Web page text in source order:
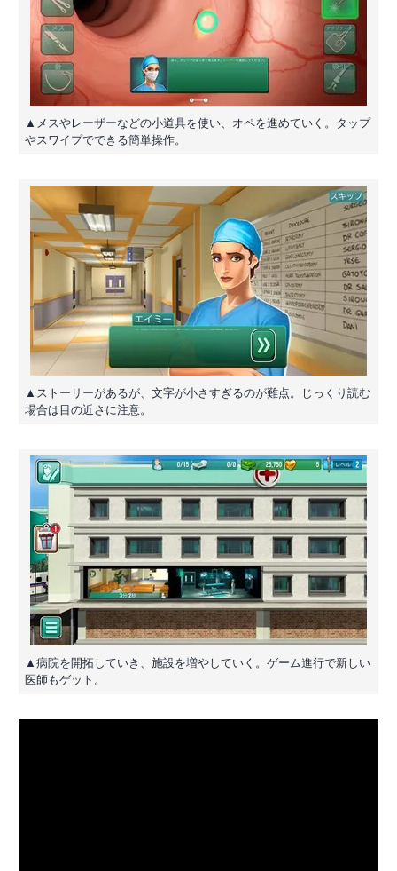
▲メスやレーザーなどの小道具を使い、オペを進めていく。タップ
やスワイプでできる簡単操作。
▲ストーリーがあるが、文字が小さすぎるのが難点。じっくり読む
場合は目の近さに注意。
▲病院を開拓していき、施設を増やしていく。ゲーム進行で新しい
医師もゲット。